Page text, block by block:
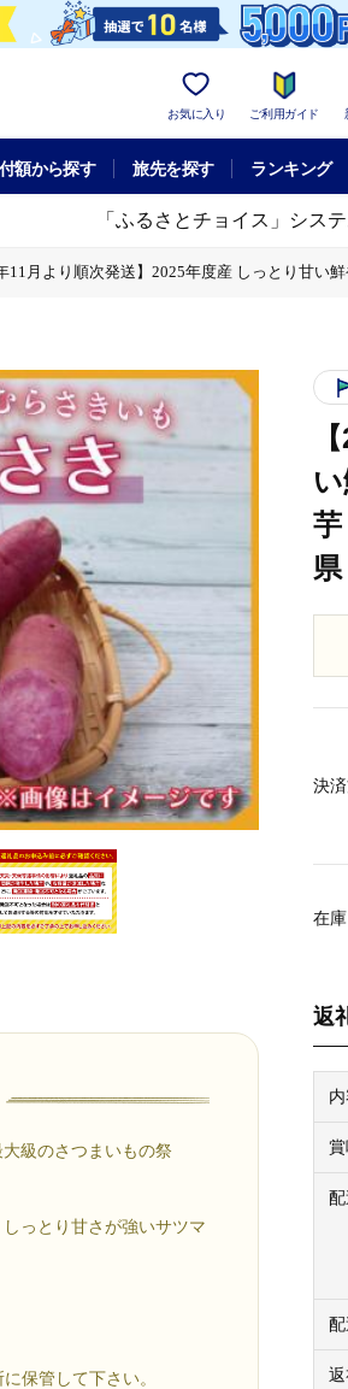
お気に入り ご利用ガイド
額から探す 旅先を探す ランキング
「ふるさとチョイス」シス
11月より順次発送】2025年度産 しっとり甘い
級のさつまいもの祭
っとり甘さが強いサツマ
保管して下さい。
在庫
返
決